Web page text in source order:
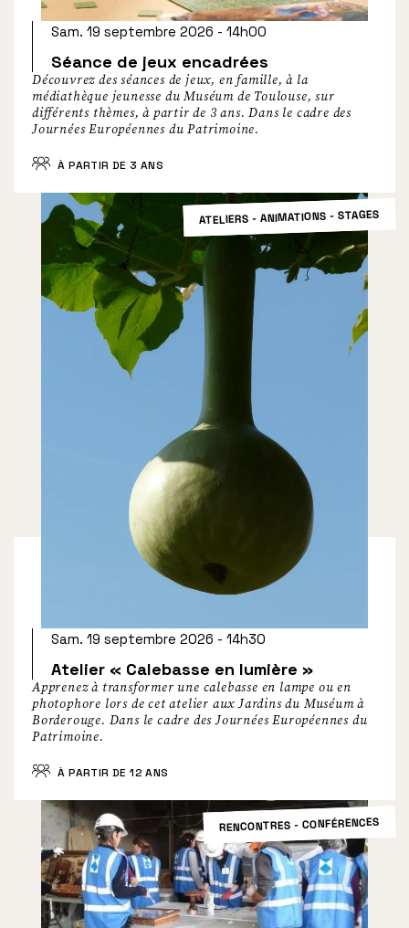
Séance de jeux encadrées
Sam. 19 septembre 2026 - 14h00
Découvrez des séances de jeux, en famille, à la
médiathèque jeunesse du Muséum de Toulouse, sur
différents thèmes, à partir de 3 ans. Dans le cadre des
Journées Européennes du Patrimoine.
À PARTIR DE 3 ANS
Atelier « Calebasse en lumière »
Sam. 19 septembre 2026 - 14h30
Apprenez à transformer une calebasse en lampe ou en
photophore lors de cet atelier aux Jardins du Muséum à
Borderouge. Dans le cadre des Journées Européennes du
Patrimoine.
À PARTIR DE 12 ANS
ATELIERS - ANIMATIONS - STAGES
RENCONTRES - CONFÉRENCES